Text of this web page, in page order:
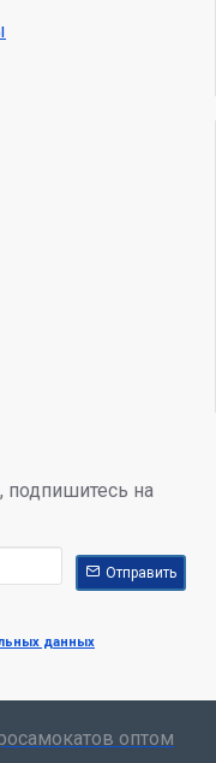
подпишитесь на
Отправить
данных
оптом